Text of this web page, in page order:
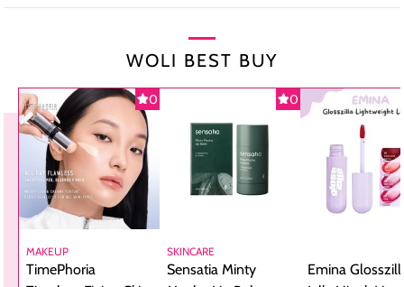
WOLI BEST BUY
0
MAKEUP
TimePhoria
0
SKINCARE
Sensatia Minty
Emina